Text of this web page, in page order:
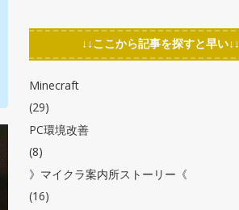
↓↓ここから記事を探すと早い↓↓
Minecraft
(29)
PC環境改善
(8)
》マイクラ案内所ストーリー《
(16)